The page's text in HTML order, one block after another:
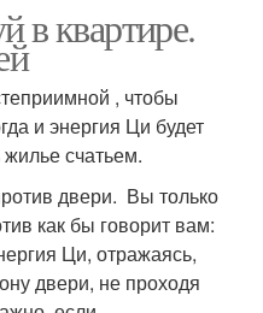
в квартире.
, чтобы
и энергия Ци будет
счатьем.
двери. Вы только
как бы говорит вам:
Ци, отражаясь,
двери, не проходя